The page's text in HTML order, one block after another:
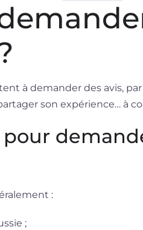
à demander des avis,
son expérience… à
:
;